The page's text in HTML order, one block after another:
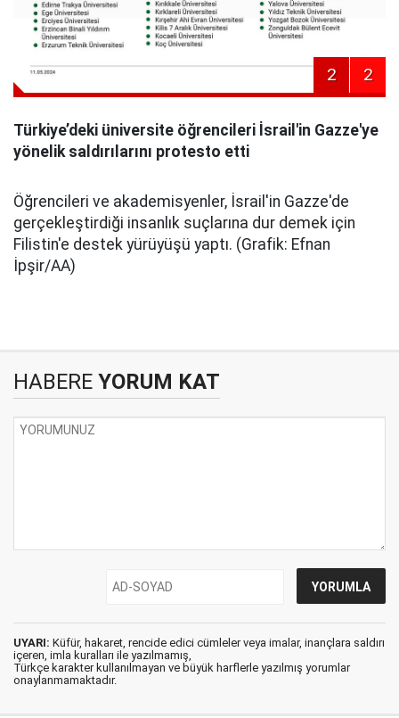
2 2
Türkiye’deki üniversite öğrencileri İsrail'in Gazze'ye
yönelik saldırılarını protesto etti
Öğrencileri ve akademisyenler, İsrail'in Gazze'de
gerçekleştirdiği insanlık suçlarına dur demek için
Filistin'e destek yürüyüşü yaptı. (Grafik: Efnan
İpşir/AA)
HABERE YORUM KAT
UYARI: Küfür, hakaret, rencide edici cümleler veya imalar, inançlara saldırı
içeren, imla kuralları ile yazılmamış,
Türkçe karakter kullanılmayan ve büyük harflerle yazılmış yorumlar
onaylanmamaktadır.